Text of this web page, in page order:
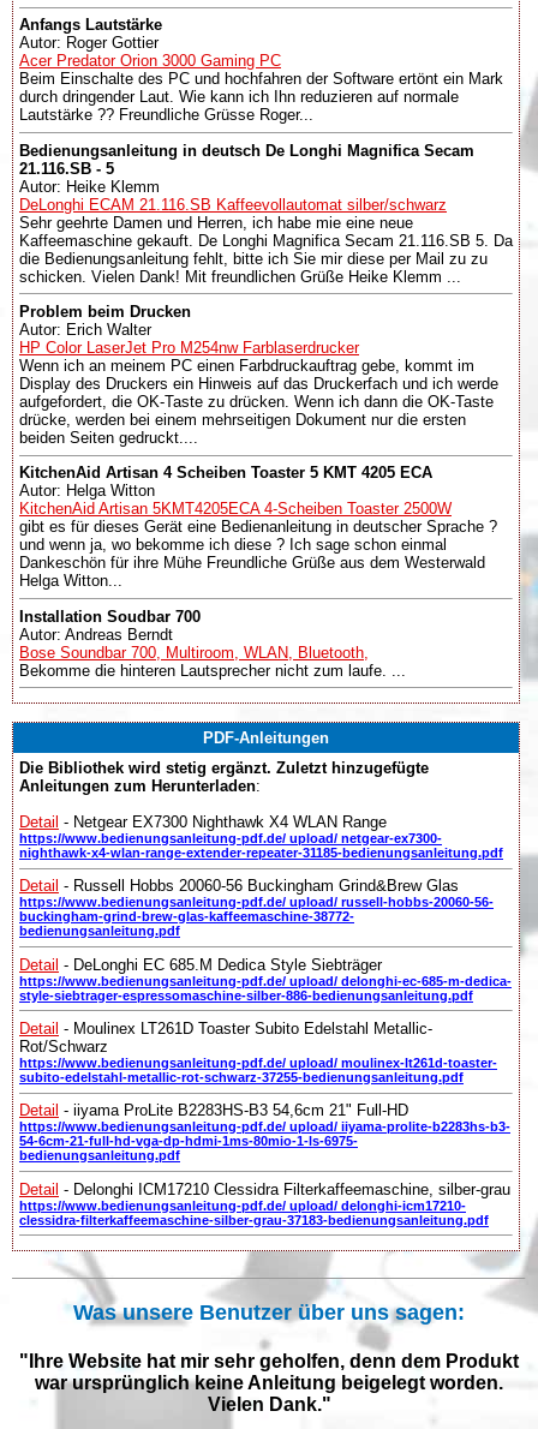
Anfangs Lautstärke
Autor: Roger Gottier
Acer Predator Orion 3000 Gaming PC
Beim Einschalte des PC und hochfahren der Software ertönt ein Mark
durch dringender Laut. Wie kann ich Ihn reduzieren auf normale
Lautstärke ?? Freundliche Grüsse Roger...
Bedienungsanleitung in deutsch De Longhi Magnifica Secam
21.116.SB - 5
Autor: Heike Klemm
DeLonghi ECAM 21.116.SB Kaffeevollautomat silber/schwarz
Sehr geehrte Damen und Herren, ich habe mie eine neue
Kaffeemaschine gekauft. De Longhi Magnifica Secam 21.116.SB 5. Da
die Bedienungsanleitung fehlt, bitte ich Sie mir diese per Mail zu zu
schicken. Vielen Dank! Mit freundlichen Grüße Heike Klemm ...
Problem beim Drucken
Autor: Erich Walter
HP Color LaserJet Pro M254nw Farblaserdrucker
Wenn ich an meinem PC einen Farbdruckauftrag gebe, kommt im
Display des Druckers ein Hinweis auf das Druckerfach und ich werde
aufgefordert, die OK-Taste zu drücken. Wenn ich dann die OK-Taste
drücke, werden bei einem mehrseitigen Dokument nur die ersten
beiden Seiten gedruckt....
KitchenAid Artisan 4 Scheiben Toaster 5 KMT 4205 ECA
Autor: Helga Witton
KitchenAid Artisan 5KMT4205ECA 4-Scheiben Toaster 2500W
gibt es für dieses Gerät eine Bedienanleitung in deutscher Sprache ?
und wenn ja, wo bekomme ich diese ? Ich sage schon einmal
Dankeschön für ihre Mühe Freundliche Grüße aus dem Westerwald
Helga Witton...
Installation Soudbar 700
Autor: Andreas Berndt
Bose Soundbar 700, Multiroom, WLAN, Bluetooth,
Bekomme die hinteren Lautsprecher nicht zum laufe. ...
PDF-Anleitungen
Die Bibliothek wird stetig ergänzt. Zuletzt hinzugefügte
Anleitungen zum Herunterladen:
Detail - Netgear EX7300 Nighthawk X4 WLAN Range
https://www.bedienungsanleitung-pdf.de/ upload/ netgear-ex7300-
nighthawk-x4-wlan-range-extender-repeater-31185-bedienungsanleitung.pdf
Detail - Russell Hobbs 20060-56 Buckingham Grind&Brew Glas
https://www.bedienungsanleitung-pdf.de/ upload/ russell-hobbs-20060-56-
buckingham-grind-brew-glas-kaffeemaschine-38772-
bedienungsanleitung.pdf
Detail - DeLonghi EC 685.M Dedica Style Siebträger
https://www.bedienungsanleitung-pdf.de/ upload/ delonghi-ec-685-m-dedica-
style-siebtrager-espressomaschine-silber-886-bedienungsanleitung.pdf
Detail - Moulinex LT261D Toaster Subito Edelstahl Metallic-
Rot/Schwarz
https://www.bedienungsanleitung-pdf.de/ upload/ moulinex-lt261d-toaster-
subito-edelstahl-metallic-rot-schwarz-37255-bedienungsanleitung.pdf
Detail - iiyama ProLite B2283HS-B3 54,6cm 21" Full-HD
https://www.bedienungsanleitung-pdf.de/ upload/ iiyama-prolite-b2283hs-b3-
54-6cm-21-full-hd-vga-dp-hdmi-1ms-80mio-1-ls-6975-
bedienungsanleitung.pdf
Detail - Delonghi ICM17210 Clessidra Filterkaffeemaschine, silber-grau
https://www.bedienungsanleitung-pdf.de/ upload/ delonghi-icm17210-
clessidra-filterkaffeemaschine-silber-grau-37183-bedienungsanleitung.pdf
Was unsere Benutzer über uns sagen:
"Ihre Website hat mir sehr geholfen, denn dem Produkt
war ursprünglich keine Anleitung beigelegt worden.
Vielen Dank."